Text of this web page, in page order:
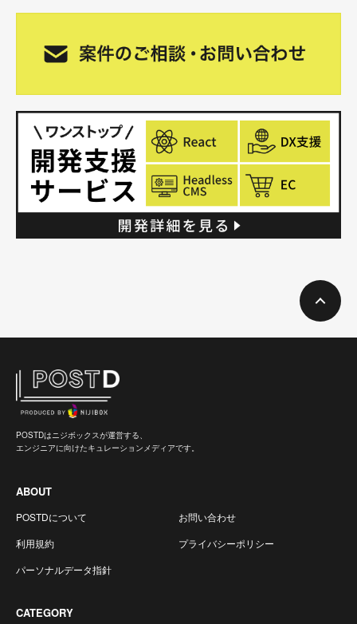
POSTDはニジボックスが運営する、
エンジニアに向けたキュレーションメディアです。
ABOUT
POSTDについて
お問い合わせ
利用規約
プライバシーポリシー
パーソナルデータ指針
CATEGORY